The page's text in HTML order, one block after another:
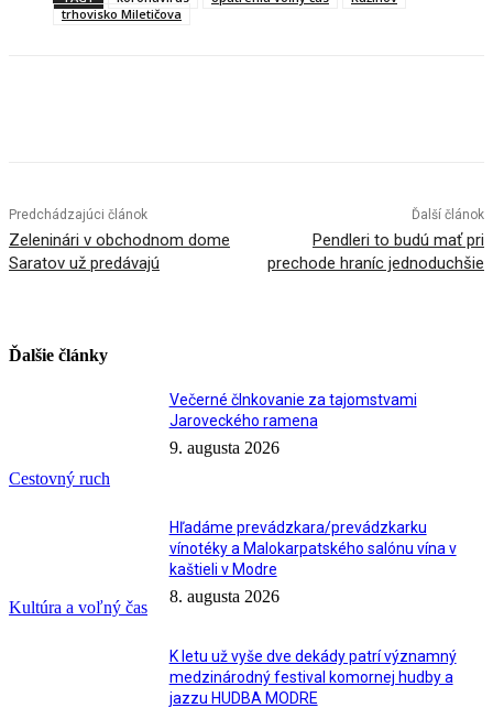
trhovisko Miletičova
Predchádzajúci článok
Zeleninári v obchodnom dome
Saratov už predávajú
Ďalší článok
Pendleri to budú mať pri
prechode hraníc jednoduchšie
Ďalšie články
Cestovný ruch
Večerné člnkovanie za tajomstvami
Jaroveckého ramena
9. augusta 2026
Kultúra a voľný čas
Hľadáme prevádzkara/prevádzkarku
vínotéky a Malokarpatského salónu vína v
kaštieli v Modre
8. augusta 2026
K letu už vyše dve dekády patrí významný
medzinárodný festival komornej hudby a
jazzu HUDBA MODRE